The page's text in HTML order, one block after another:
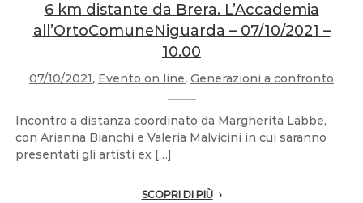
6 km distante da Brera. L’Accademia
all’OrtoComuneNiguarda – 07/10/2021 –
10.00
07/10/2021, Evento on line, Generazioni a confronto
Incontro a distanza coordinato da Margherita Labbe,
con Arianna Bianchi e Valeria Malvicini in cui saranno
presentati gli artisti ex […]
SCOPRI DI PIÙ